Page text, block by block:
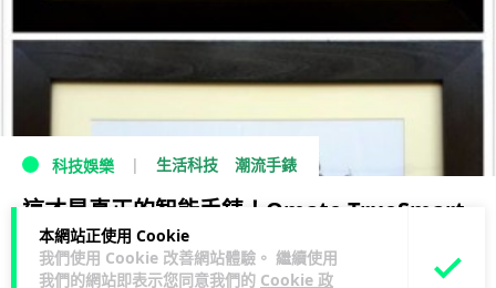
本網站正使用 Cookie
我們使用 Cookie 改善網站體驗。 繼續使用
我們的網站即表示您同意我們的 Cookie 政
科技娛樂 生活科技 潮流手錶
這才是真正的智能手錶！Omate TrueSmart
毋須手機也可以打電話
13 年前